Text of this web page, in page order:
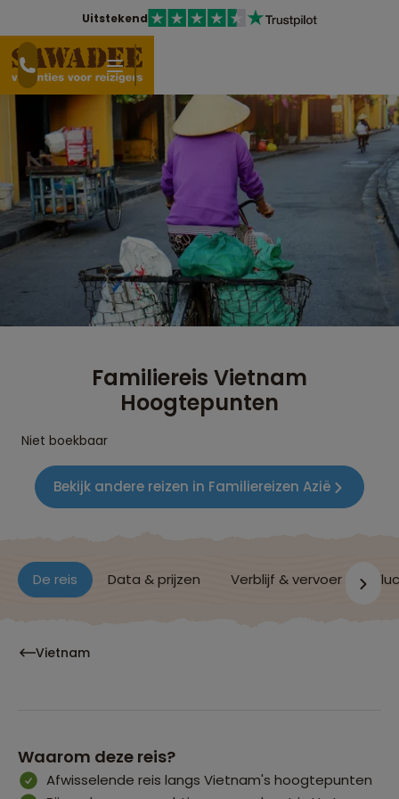
Uitstekend
Familiereis Vietnam
Hoogtepunten
Niet boekbaar
Bekijk andere reizen in Familiereizen Azië
De reis Data & prijzen Verblijf & vervoer
Vietnam
Waarom deze reis?
Afwisselende reis langs Vietnam's hoogtepunten